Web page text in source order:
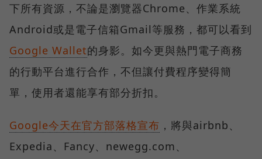
下所有資源，不論是瀏覽器Chrome、作業系統
Android或是電子信箱Gmail等服務，都可以看到
Google Wallet的身影。如今更與熱門電子商務
的行動平台進行合作，不但讓付費程序變得簡
單，使用者還能享有部分折扣。
Google今天在官方部落格宣布 ，將與airbnb、
Expedia、Fancy、newegg.com、